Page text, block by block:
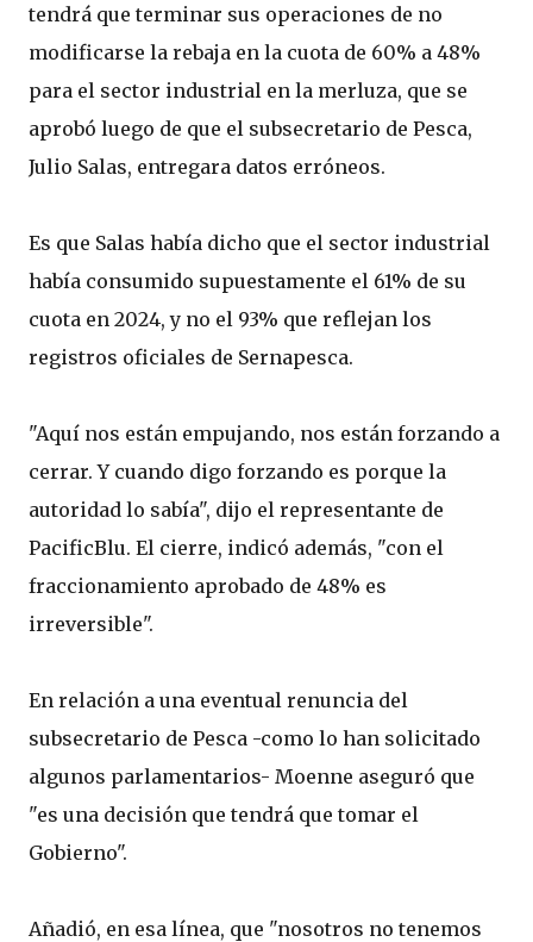
tendrá que terminar sus operaciones de no
modificarse la rebaja en la cuota de 60% a 48%
para el sector industrial en la merluza, que se
aprobó luego de que el subsecretario de Pesca,
Julio Salas, entregara datos erróneos.
Es que Salas había dicho que el sector industrial
había consumido supuestamente el 61% de su
cuota en 2024, y no el 93% que reflejan los
registros oficiales de Sernapesca.
"Aquí nos están empujando, nos están forzando a
cerrar. Y cuando digo forzando es porque la
autoridad lo sabía", dijo el representante de
PacificBlu. El cierre, indicó además, "con el
fraccionamiento aprobado de 48% es
irreversible".
En relación a una eventual renuncia del
subsecretario de Pesca -como lo han solicitado
algunos parlamentarios- Moenne aseguró que
"es una decisión que tendrá que tomar el
Gobierno".
Añadió, en esa línea, que "nosotros no tenemos